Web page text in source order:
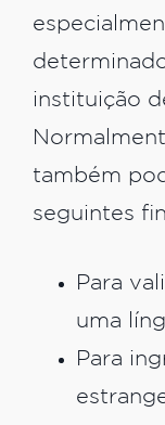
instituição
também
seguintes
Para
uma
Para